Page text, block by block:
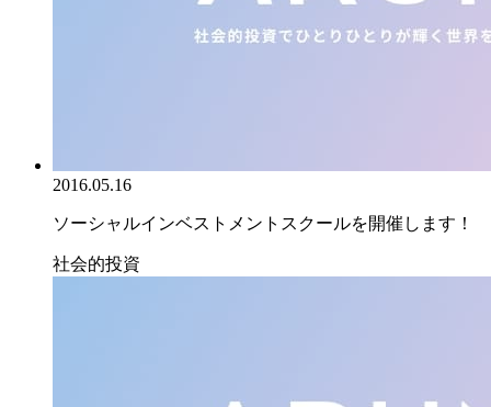
2016.05.16
ソーシャルインベストメントスクールを開催します！
社会的投資